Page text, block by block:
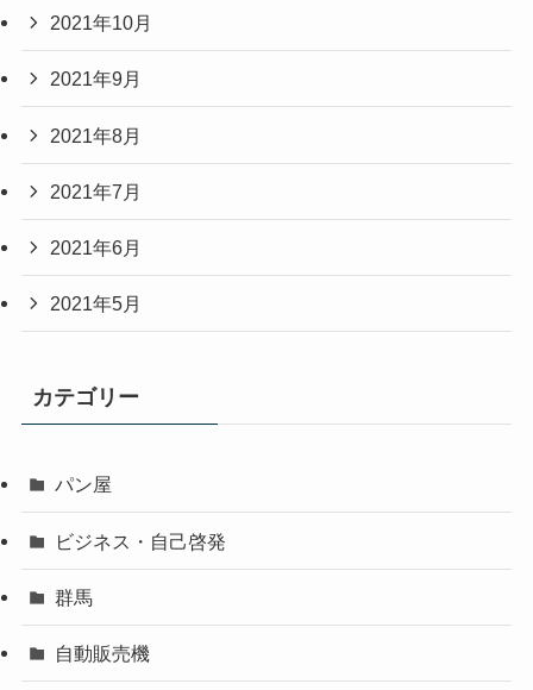
2021年10月
2021年9月
2021年8月
2021年7月
2021年6月
2021年5月
カテゴリー
パン屋
ビジネス・自己啓発
群馬
自動販売機